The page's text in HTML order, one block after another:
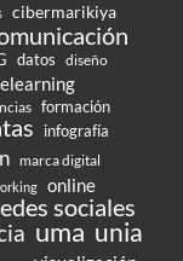
cibermarikiya
datos diseño
elearning
formación
infografía
marca digital
online
sociales
uma unia